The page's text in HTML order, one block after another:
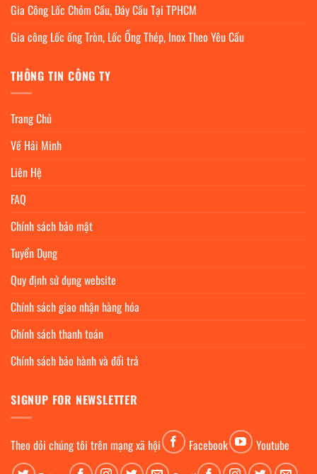
Gia Công Lốc Chỏm Cầu, Đáy Cầu Tại TPHCM
Gia công Lốc ống Tròn, Lốc Ống Thép, Inox Theo Yêu Cầu
THÔNG TIN CÔNG TY
Trang Chủ
Về Hải Minh
Liên Hệ
FAQ
Chính sách bảo mật
Tuyển Dụng
Quy định sử dụng website
Chính sách giao nhận hàng hóa
Chính sách thanh toán
Chính sách bảo hành và đổi trả
SIGNUP FOR NEWSLETTER
Theo dỏi chúng tôi trên mạng xã hội Facebook
Youtube